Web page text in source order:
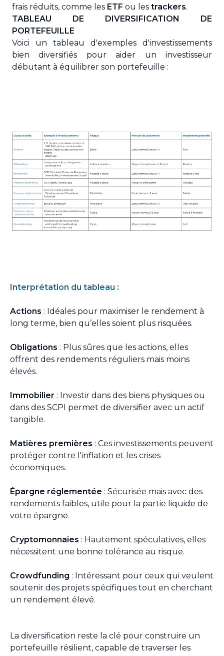
frais réduits, comme les ETF ou les trackers.
TABLEAU DE DIVERSIFICATION DE
PORTEFEUILLE
Voici un tableau d'exemples d'investissements
bien diversifiés pour aider un investisseur
débutant à équilibrer son portefeuille :
Interprétation du tableau :
Actions : Idéales pour maximiser le rendement à
long terme, bien qu’elles soient plus risquées.
Obligations : Plus sûres que les actions, elles
offrent des rendements réguliers mais moins
élevés.
Immobilier : Investir dans des biens physiques ou
dans des SCPI permet de diversifier avec un actif
tangible.
Matières premières : Ces investissements peuvent
protéger contre l'inflation et les crises
économiques.
Épargne réglementée : Sécurisée mais avec des
rendements faibles, utile pour la partie liquide de
votre épargne.
Cryptomonnaies : Hautement spéculatives, elles
nécessitent une bonne tolérance au risque.
Crowdfunding : Intéressant pour ceux qui veulent
soutenir des projets spécifiques tout en cherchant
un rendement élevé.
La diversification reste la clé pour construire un
portefeuille résilient, capable de traverser les